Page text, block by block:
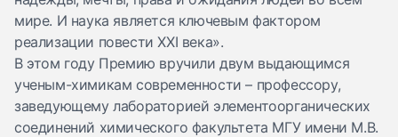
мире. И наука является ключевым фактором
реализации повести XXI века».
В этом году Премию вручили двум выдающимся
ученым-химикам современности – профессору,
заведующему лабораторией элементоорганических
соединений химического факультета МГУ имени М.В.